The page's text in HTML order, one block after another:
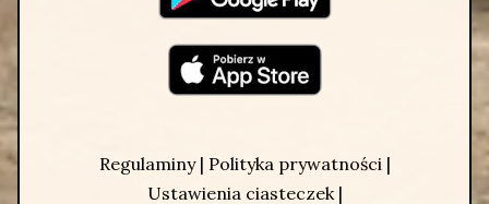
Regulaminy | Polityka prywatności |
Ustawienia ciasteczek |